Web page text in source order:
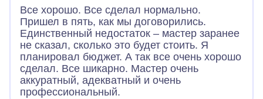
Все хорошо. Все сделал нормально.
Пришел в пять, как мы договорились.
Единственный недостаток – мастер заранее
не сказал, сколько это будет стоить. Я
планировал бюджет. А так все очень хорошо
сделал. Все шикарно. Мастер очень
аккуратный, адекватный и очень
профессиональный.